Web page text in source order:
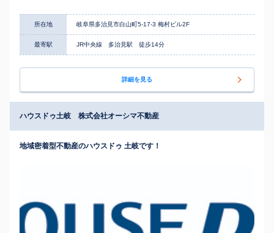
所在地 岐阜県多治見市白山町5-17-3 梅村ビル2F
最寄駅 JR中央線 多治見駅 徒歩14分
詳細を見る
ハウスドゥ土岐 株式会社オーシマ不動産
地域密着型不動産のハウスドゥ 土岐です！